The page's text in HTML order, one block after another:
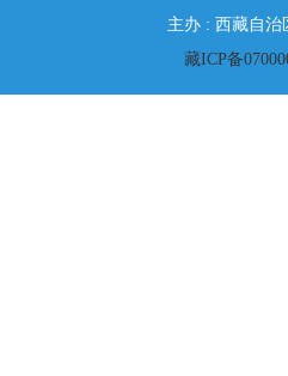
主办 : 西藏自治
藏ICP备